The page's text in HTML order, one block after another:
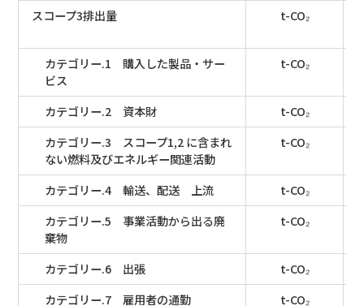
スコープ3排出量
t-CO₂
カテゴリー.1 購入した製品・サー
ビス
t-CO₂
カテゴリー.2 資本財 t-CO₂
カテゴリー.3 スコープ1,2 に含まれ
ない燃料及びエネルギー関連活動
t-CO₂
カテゴリー.4 輸送、配送 上流 t-CO₂
カテゴリー.5 事業活動から出る廃
棄物
t-CO₂
カテゴリー.6 出張
t-CO₂
カテゴリー.7 雇用者の通勤
t-CO₂